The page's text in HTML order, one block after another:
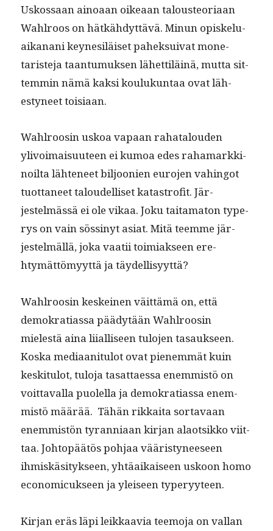
Uskos­saan ain­oaan oikeaan talous­teo­ri­aan
Wahlroos on hätkähdyt­tävä. Min­un opiskelu­
aikanani key­ne­siläiset pahek­sui­v­at mon­e­
taris­te­ja taan­tu­muk­sen lähet­tiläinä, mut­ta sit­
tem­min nämä kak­si koulukun­taa ovat läh­
estyneet toisiaan.
Wahlroosin uskoa vapaan rahat­alouden
ylivoimaisu­u­teen ei kumoa edes rahamarkki­
noil­ta läht­e­neet biljoonien euro­jen vahin­got
tuot­ta­neet taloudel­liset katas­tro­fit. Jär­
jestelmässä ei ole vikaa. Joku taita­m­a­ton type­
r­ys on vain sössinyt asi­at. Mitä teemme jär­
jestelmäl­lä, joka vaatii toimi­ak­seen ere­
htymät­tömyyt­tä ja täydellisyyttä?
Wahlroosin keskeinen väit­tämä on, että
demokra­ti­as­sa päädytään Wahlroosin
mielestä aina liial­liseen tulo­jen tasauk­seen.
Kos­ka medi­aan­i­t­u­lot ovat pienem­mät kuin
keski­t­u­lot, tulo­ja tasat­taes­sa enem­mistö on
voit­taval­la puolel­la ja demokra­ti­as­sa enem­
mistö määrää. Tähän rikkai­ta sor­tavaan
enem­mistön tyran­ni­aan kir­jan alaot­sikko viit­
taa. Johtopäätös poh­jaa vääristyneeseen
ihmiskäsi­tyk­seen, yhtäaikaiseen uskoon homo
eco­nom­icuk­seen ja yleiseen typeryyteen.
Kir­jan eräs läpi leikkaavia teemo­ja on val­lan